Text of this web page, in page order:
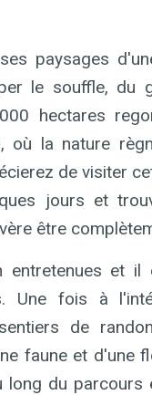
paysages
le souffle, du
hectares
où la nature
de visiter
jours et
être
entretenues et
Une fois à
de
faune et d'une
long du